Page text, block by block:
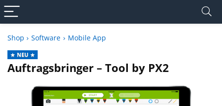
Shop Software Mobile App
NEU
Auftragsbringer – Tool by PX2